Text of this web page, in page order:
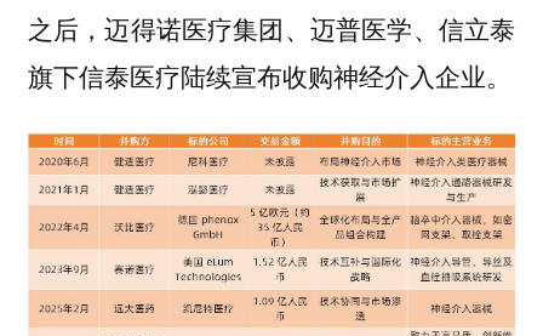
之后，迈得诺医疗集团、迈普医学、信立泰
旗下信泰医疗陆续宣布收购神经介入企业。